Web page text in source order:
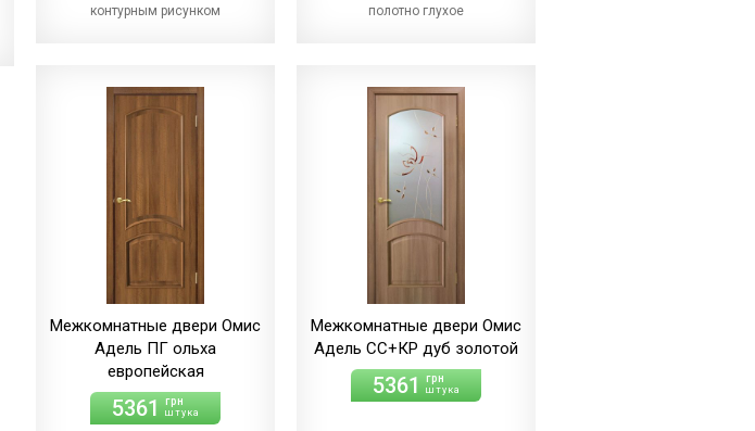
контурным рисунком
полотно глухое
Межкомнатные двери Омис
Адель ПГ ольха
европейская
5361 грн
штука
Межкомнатные двери Омис
Адель СС+КР дуб золотой
5361 грн
штука